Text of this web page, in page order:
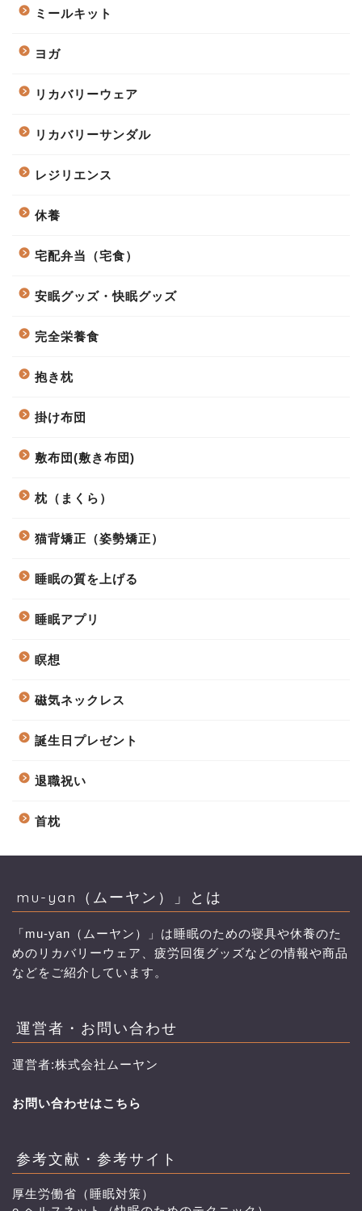
ミールキット
ヨガ
リカバリーウェア
リカバリーサンダル
レジリエンス
休養
宅配弁当（宅食）
安眠グッズ・快眠グッズ
完全栄養食
抱き枕
掛け布団
敷布団(敷き布団)
枕（まくら）
猫背矯正（姿勢矯正）
睡眠の質を上げる
睡眠アプリ
瞑想
磁気ネックレス
誕生日プレゼント
退職祝い
首枕
mu-yan（ムーヤン）」とは
「mu-yan（ムーヤン）」は睡眠のための寝具や休養のた
めのリカバリーウェア、疲労回復グッズなどの情報や商品
などをご紹介しています。
運営者・お問い合わせ
運営者:株式会社ムーヤン
お問い合わせはこちら
参考文献・参考サイト
厚生労働省（睡眠対策）